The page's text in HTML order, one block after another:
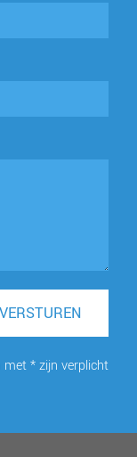
VERSTUREN
met * zijn verplicht